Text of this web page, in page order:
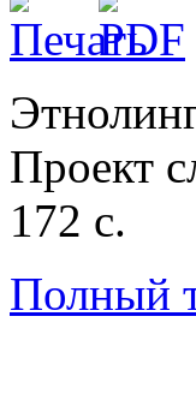
Проект
172 с.
Полный